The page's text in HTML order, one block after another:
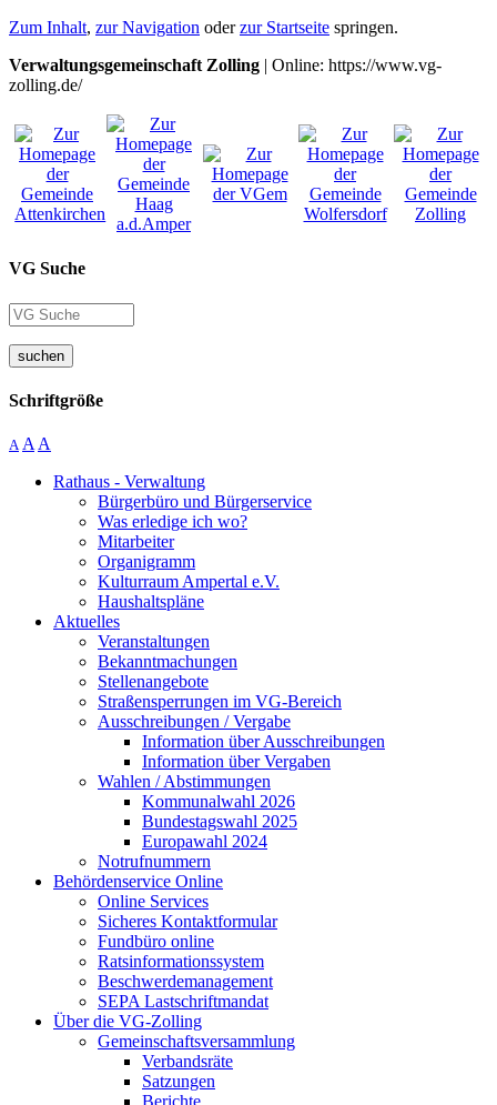
Zum Inhalt, zur Navigation oderzur Startseite springen.
Verwaltungsgemeinschaft Zolling | Online: https://www.vg-
zolling.de/
VG Suche
suchen
Schriftgröße
A A A
Rathaus - Verwaltung
Bürgerbüro und Bürgerservice
Was erledige ich wo?
Mitarbeiter
Organigramm
Kulturraum Ampertal e.V.
Haushaltspläne
Aktuelles
Veranstaltungen
Bekanntmachungen
Stellenangebote
Straßensperrungen im VG-Bereich
Ausschreibungen / Vergabe
Information über Ausschreibungen
Information über Vergaben
Wahlen / Abstimmungen
Kommunalwahl 2026
Bundestagswahl 2025
Europawahl 2024
Notrufnummern
Behördenservice Online
Online Services
Sicheres Kontaktformular
Fundbüro online
Ratsinformationssystem
Beschwerdemanagement
SEPA Lastschriftmandat
Über die VG-Zolling
Gemeinschaftsversammlung
Verbandsräte
Satzungen
Berichte